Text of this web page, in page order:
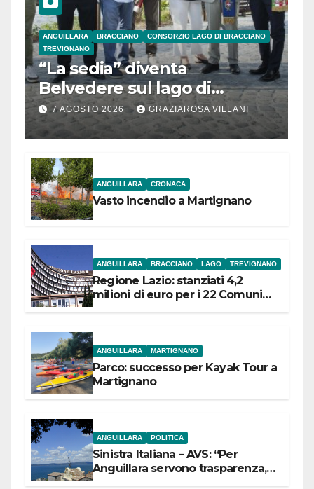
ANGUILLARA BRACCIANO
CONSORZIO LAGO DI BRACCIANO
TREVIGNANO
“La sedia” diventa
Belvedere sul lago di
Bracciano: ieri
l’inaugurazione
7 AGOSTO 2026 GRAZIAROSA VILLANI
ANGUILLARA CRONACA
Vasto incendio a Martignano
ANGUILLARA BRACCIANO LAGO TREVIGNANO
Regione Lazio: stanziati 4,2
milioni di euro per i 22 Comuni
ANGUILLARA MARTIGNANO
Parco: successo per Kayak Tour a
Martignano
ANGUILLARA POLITICA
Sinistra Italiana – AVS: “Per
Anguillara servono trasparenza,